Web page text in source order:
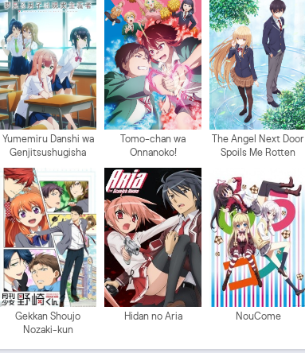
Yumemiru Danshi wa
Genjitsushugisha
Tomo-chan wa
Onnanoko!
The Angel Next Door
Spoils Me Rotten
Gekkan Shoujo
Nozaki-kun
Hidan no Aria NouCome